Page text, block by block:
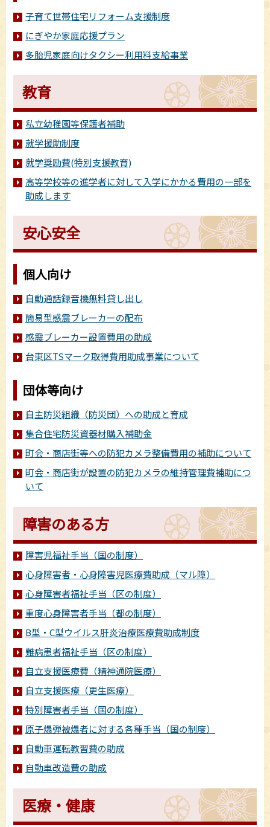
子育て世帯住宅リフォーム支援制度
にぎやか家庭応援プラン
多胎児家庭向けタクシー利用料支給事業
教育
私立幼稚園等保護者補助
就学援助制度
就学奨励費(特別支援教育)
高等学校等の進学者に対して入学にかかる費用の一部を
助成します
安心安全
個人向け
自動通話録音機無料貸し出し
簡易型感震ブレーカーの配布
感震ブレーカー設置費用の助成
台東区TSマーク取得費用助成事業について
団体等向け
自主防災組織（防災団）への助成と育成
集合住宅防災資器材購入補助金
町会・商店街等への防犯カメラ整備費用の補助について
町会・商店街が設置の防犯カメラの維持管理費補助につ
いて
障害のある方
障害児福祉手当（国の制度）
心身障害者・心身障害児医療費助成（マル障）
心身障害者福祉手当（区の制度）
重度心身障害者手当（都の制度）
B型・C型ウイルス肝炎治療医療費助成制度
難病患者福祉手当（区の制度）
自立支援医療費（精神通院医療）
自立支援医療（更生医療）
特別障害者手当（国の制度）
原子爆弾被爆者に対する各種手当（国の制度）
自動車運転教習費の助成
自動車改造費の助成
医療・健康